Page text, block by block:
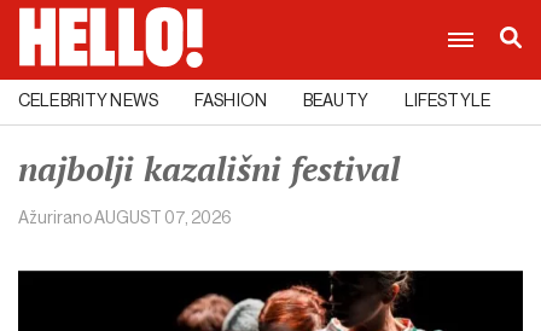
CELEBRITY NEWS FASHION BEAUTY LIFESTYLE
najbolji kazališni festival
AžuriranoAUGUST 07, 2026